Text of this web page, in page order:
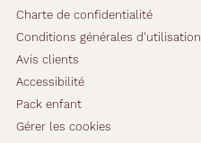
Charte de confidentialité
Conditions générales d'utilisation
Avis clients
Accessibilité
Pack enfant
Gérer les cookies